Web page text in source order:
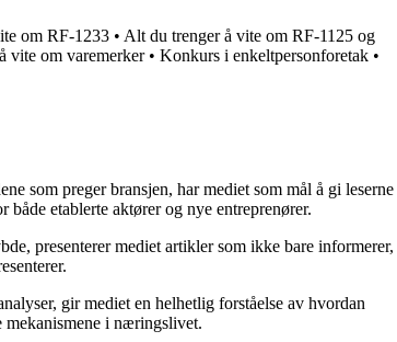
om RF-1233 • Alt du trenger å vite om RF-1125 og
vite om varemerker• Konkurs i enkeltpersonforetak •
som preger bransjen, har mediet som mål å gi leserne
etablerte aktører og nye entreprenører.
presenterer mediet artikler som ikke bare informerer,
gir mediet en helhetlig forståelse av hvordan
mekanismene i næringslivet.